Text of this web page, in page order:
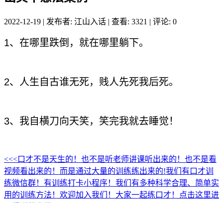
2022-12-19 | 发布者: 江山入话 | 查看: 3321 | 评论: 0
1、在哪里跌倒，就在哪里躺下。
2、人生自古谁无死，贱人先死我后死。
3、我自横刀向天笑，笑完我就去睡觉！
<<<口才不是天生的！也不是听老师讲课听出来的！也不是看
视频看出来的！而是通过大量的训练练出来的!我们有口才训
练微信群！有训练打卡小程序！我们有多种科学合理、简单实
用的训练方法！欢迎加入我们！大家一起练口才！点击这里进